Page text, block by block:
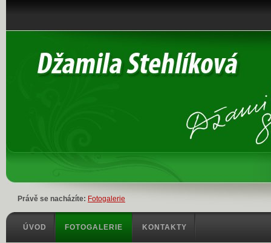
Právě se nacházíte: Fotogalerie
ÚVOD FOTOGALERIE KONTAKTY